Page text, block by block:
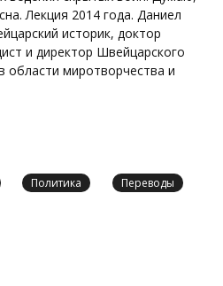
Лекция 2014 года. Даниел
историк, доктор
и директор Швейцарского
области миротворчества и
Политика
Переводы